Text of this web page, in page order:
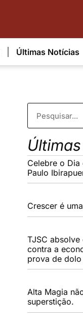
Últimas Notícias
Celebre o Dia
Paulo
Crescer é
TJSC
contra a
prova de dolo
Alta Magia
superstição.